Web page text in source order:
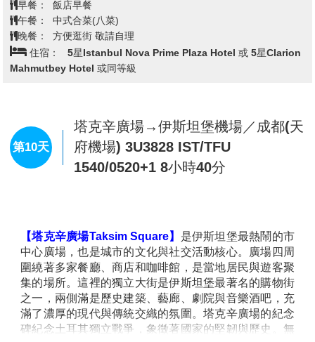
費US100元(每人)；若無法接受退費方式，建議報名其它無熱氣球團
型。
3.若因個人特殊疾病或存在健康問題、身高120公分以下、年齡高於
75歲以上、孕婦、使用輪椅者，因以上原因而無法參與熱氣球活
動，請於出發前14日通知業務，可退費台幣3,000元(每人)，若抵達
4.熱氣球登球時無樓梯設備，如行動不便者，需於預訂行程時如實告
知，以便給您最適合的建議，並做出相應安排(以安全為優先)。我們
盡力在可能和安全的情況下，確保貴賓能夠體驗熱氣球飛行，但基於
安全考量，最終以熱氣球公司專業評估為準。
暖能量，彷彿置身於雲端之上。山頂的希拉波利斯古城
見證了羅馬時期的輝煌，劇場、浴場與遺跡訴說著過去
的故事。這片結合自然與歷史的奇景，為旅人帶來視覺
與心靈的雙重震撼。
的懷舊氛圍。當地自製的水果酒香氣四溢，成為旅人必
嚐的特色風味。登上小丘俯瞰整座村莊，紅屋頂與綠意
交織，勾勒出寧靜而迷人的田園風光。這座小鎮彷彿時
光停滯的世外桃源，讓人流連忘返。
【庫薩達西 Kusadasi】
的歷史風華。沿著海濱大道漫步，咖啡館與餐廳洋溢著
濃厚的地中海風情。傍晚時分，夕陽將海天渲染成絢爛
色彩，讓庫薩達西的浪漫氛圍更加動人。
【土耳其皮衣中心 Leather Shop】
土耳其以高品質皮
何鑑賞皮衣、欣賞專業模特展示皮衣的風采，感受每一
件皮衣的魅力與時尚氣息，還有機會能親自走上舞台成
為當晚的焦點！
【伊茲密爾 Izmir】是一座充滿活力的愛琴海港口城
市，融合現代都市風貌與悠久歷史。沿著科納克廣場漫
步，高聳的鐘樓與湛藍海岸相映成趣，展現獨特的地中
海風情。卡迪費卡樂城堡俯瞰著整座城市，見證其輝煌
住宿： 5星Signature Blu Beach Resort 或 5星Kaya Hotel
或同等級
【艾菲索斯 Ephesus】(入內參觀)於2015年被聯合國教
科文組織
UNESCO
正式列入世界遺產名單。這些遺跡
不僅展示了古希臘、羅馬和基督教時期的文化瑰寶，還
一。每年吸引數以萬計的遊客前來參觀，並成為土耳其
重要的文化資產之一。
【布爾薩 Bursa】是鄂圖曼帝國的舊首都，以豐富的歷
史、綠意盎然的景色與美食聞名。市中心的大清真寺擁
有壯麗的二十座圓頂與精美的書法裝飾，展現伊斯蘭建
築之美。老市集與絲綢市場彌漫著昔日商隊貿易的繁華
氛圍，琳瑯滿目的手工藝品與傳統紡織品令人流連。烏
查看完整資訊
早餐： 飯店早餐
午餐：
土耳其烤雞
晚餐： 飯店內享用
住宿：
5星 Euro park Hotel 或 Baia Bursa Hotel 或 Çelik